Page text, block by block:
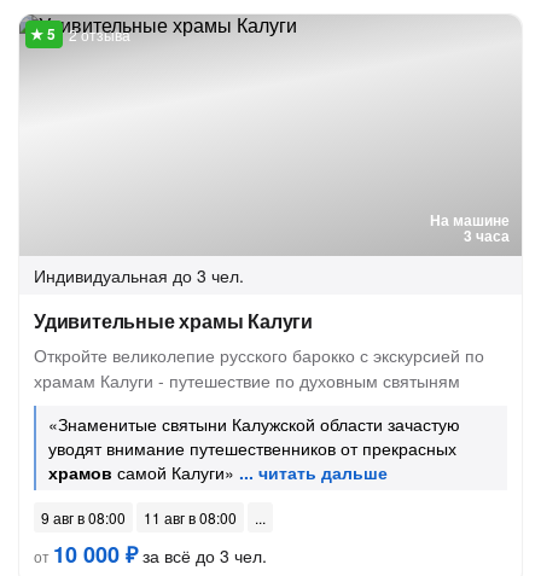
На машине
3 часа
2 отзыва
Индивидуальная до 3 чел.
Удивительные храмы Калуги
Откройте великолепие русского барокко с экскурсией по
храмам Калуги - путешествие по духовным святыням
«Знаменитые святыни Калужской области зачастую
уводят внимание путешественников от прекрасных
храмов самой Калуги»
9 авг в 08:00
11 авг в 08:00
от 10 000 ₽за всё до 3 чел.